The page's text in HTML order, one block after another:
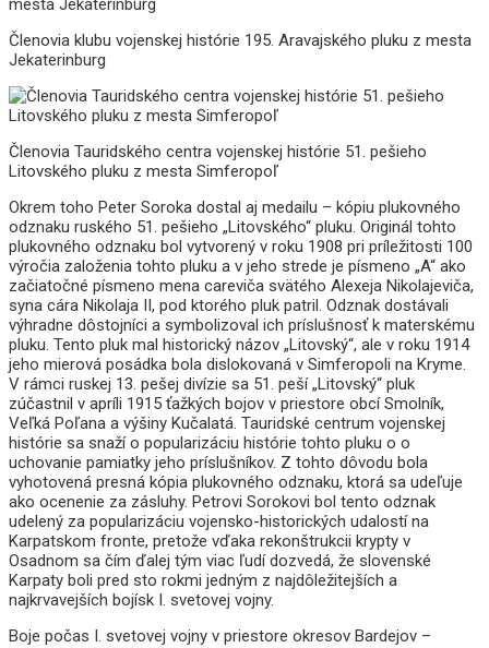
Členovia klubu vojenskej histórie 195. Aravajského pluku z mesta
Jekaterinburg
Členovia Tauridského centra vojenskej histórie 51. pešieho
Litovského pluku z mesta Simferopoľ
Okrem toho Peter Soroka dostal aj medailu – kópiu plukovného
odznaku ruského 51. pešieho „Litovského“ pluku. Originál tohto
plukovného odznaku bol vytvorený v roku 1908 pri príležitosti 100
výročia založenia tohto pluku a v jeho strede je písmeno „A“ ako
začiatočné písmeno mena careviča svätého Alexeja Nikolajeviča,
syna cára Nikolaja II, pod ktorého pluk patril. Odznak dostávali
výhradne dôstojníci a symbolizoval ich príslušnosť k materskému
pluku. Tento pluk mal historický názov „Litovský“, ale v roku 1914
jeho mierová posádka bola dislokovaná v Simferopoli na Kryme.
V rámci ruskej 13. pešej divízie sa 51. peší „Litovský“ pluk
zúčastnil v apríli 1915 ťažkých bojov v priestore obcí Smolník,
Veľká Poľana a výšiny Kučalatá. Tauridské centrum vojenskej
histórie sa snaží o popularizáciu histórie tohto pluku o o
uchovanie pamiatky jeho príslušníkov. Z tohto dôvodu bola
vyhotovená presná kópia plukovného odznaku, ktorá sa udeľuje
ako ocenenie za zásluhy. Petrovi Sorokovi bol tento odznak
udelený za popularizáciu vojensko-historických udalostí na
Karpatskom fronte, pretože vďaka rekonštrukcii krypty v
Osadnom sa čím ďalej tým viac ľudí dozvedá, že slovenské
Karpaty boli pred sto rokmi jedným z najdôležitejších a
najkrvavejších bojísk I. svetovej vojny.
Boje počas I. svetovej vojny v priestore okresov Bardejov –